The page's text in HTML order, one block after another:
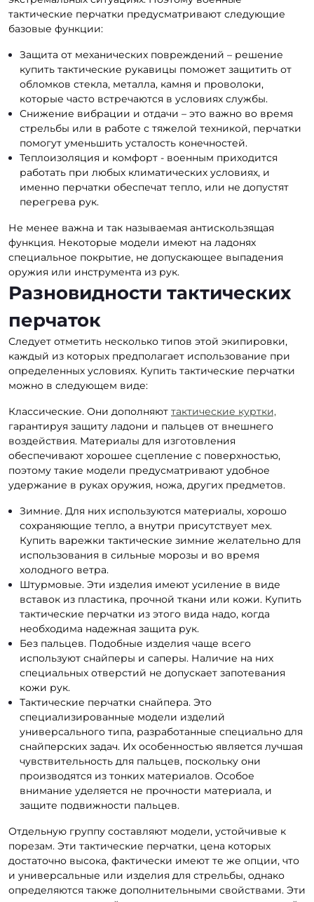
тактические перчатки предусматривают следующие
базовые функции:
Защита от механических повреждений – решение
купить тактические рукавицы поможет защитить от
обломков стекла, металла, камня и проволоки,
которые часто встречаются в условиях службы.
Снижение вибрации и отдачи – это важно во время
стрельбы или в работе с тяжелой техникой, перчатки
помогут уменьшить усталость конечностей.
Теплоизоляция и комфорт - военным приходится
работать при любых климатических условиях, и
именно перчатки обеспечат тепло, или не допустят
перегрева рук.
Не менее важна и так называемая антискользящая
функция. Некоторые модели имеют на ладонях
специальное покрытие, не допускающее выпадения
оружия или инструмента из рук.
Разновидности тактических
перчаток
Следует отметить несколько типов этой экипировки,
каждый из которых предполагает использование при
определенных условиях. Купить тактические перчатки
можно в следующем виде:
Классические. Они дополняют тактические куртки,
гарантируя защиту ладони и пальцев от внешнего
воздействия. Материалы для изготовления
обеспечивают хорошее сцепление с поверхностью,
поэтому такие модели предусматривают удобное
удержание в руках оружия, ножа, других предметов.
Зимние. Для них используются материалы, хорошо
сохраняющие тепло, а внутри присутствует мех.
Купить варежки тактические зимние желательно для
использования в сильные морозы и во время
холодного ветра.
Штурмовые. Эти изделия имеют усиление в виде
вставок из пластика, прочной ткани или кожи. Купить
тактические перчатки из этого вида надо, когда
необходима надежная защита рук.
Без пальцев. Подобные изделия чаще всего
используют снайперы и саперы. Наличие на них
специальных отверстий не допускает запотевания
кожи рук.
Тактические перчатки снайпера. Это
специализированные модели изделий
универсального типа, разработанные специально для
снайперских задач. Их особенностью является лучшая
чувствительность для пальцев, поскольку они
производятся из тонких материалов. Особое
внимание уделяется не прочности материала, и
защите подвижности пальцев.
Отдельную группу составляют модели, устойчивые к
порезам. Эти тактические перчатки, цена которых
достаточно высока, фактически имеют те же опции, что
и универсальные или изделия для стрельбы, однако
определяются также дополнительными свойствами. Эти